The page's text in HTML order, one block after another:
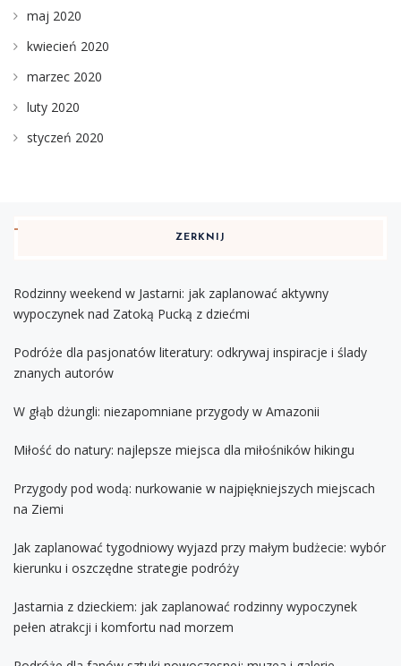
maj 2020
kwiecień 2020
marzec 2020
luty 2020
styczeń 2020
ZERKNIJ
Rodzinny weekend w Jastarni: jak zaplanować aktywny
wypoczynek nad Zatoką Pucką z dziećmi
Podróże dla pasjonatów literatury: odkrywaj inspiracje i ślady
znanych autorów
W głąb dżungli: niezapomniane przygody w Amazonii
Miłość do natury: najlepsze miejsca dla miłośników hikingu
Przygody pod wodą: nurkowanie w najpiękniejszych miejscach
na Ziemi
Jak zaplanować tygodniowy wyjazd przy małym budżecie: wybór
kierunku i oszczędne strategie podróży
Jastarnia z dzieckiem: jak zaplanować rodzinny wypoczynek
pełen atrakcji i komfortu nad morzem